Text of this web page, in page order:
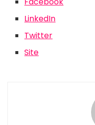
LinkedIn
Twitter
Site